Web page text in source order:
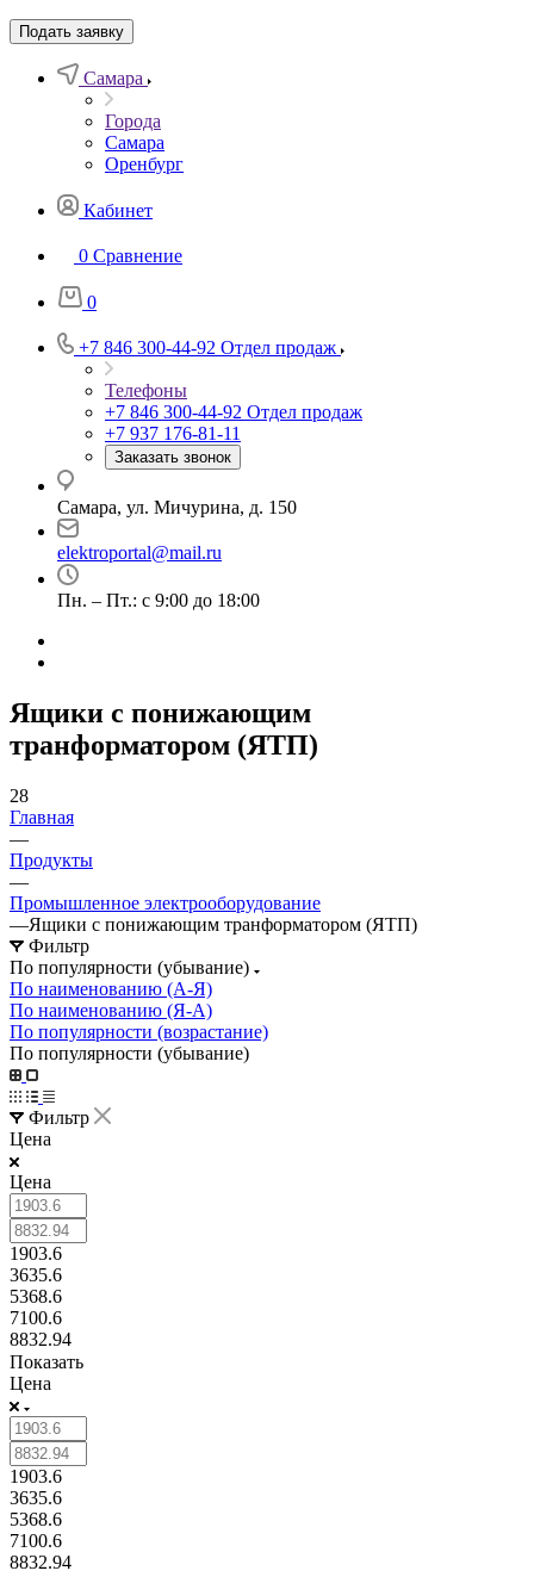
Подать заявку
Самара
Города
Самара
Оренбург
Кабинет
0 Сравнение
0
+7 846 300-44-92 Отдел продаж
Телефоны
+7 846 300-44-92 Отдел продаж
+7 937 176-81-11
Заказать звонок
Самара, ул. Мичурина, д. 150
elektroportal@mail.ru
Пн. – Пт.: с 9:00 до 18:00
Ящики с понижающим
транформатором (ЯТП)
28
Главная
—
Продукты
—
Промышленное электрооборудование
—Ящики с понижающим транформатором (ЯТП)
Фильтр
По популярности (убывание)
По наименованию (А-Я)
По наименованию (Я-А)
По популярности (возрастание)
По популярности (убывание)
Фильтр
Цена
Цена
1903.6
3635.6
5368.6
7100.6
8832.94
Показать
Цена
1903.6
3635.6
5368.6
7100.6
8832.94